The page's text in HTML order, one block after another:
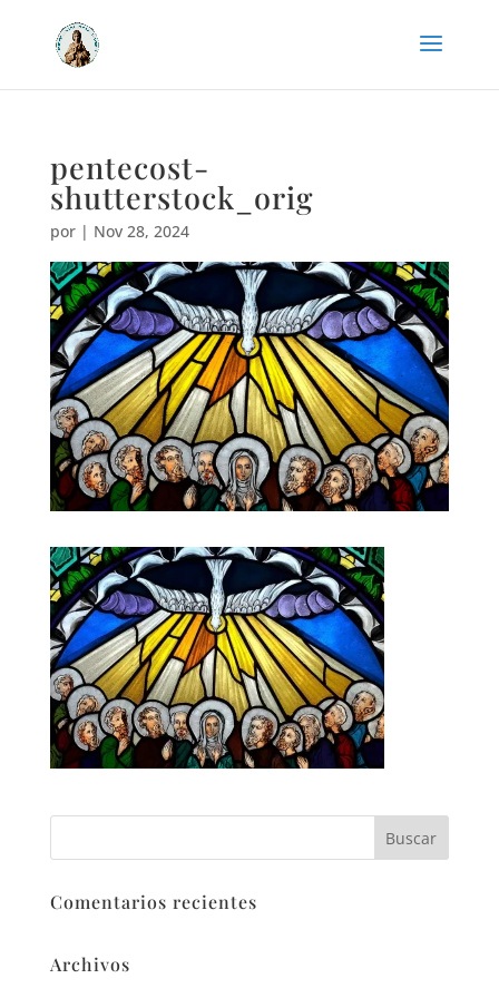
pentecost-
shutterstock_orig
por | Nov 28, 2024
Comentarios recientes
Archivos